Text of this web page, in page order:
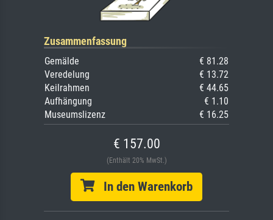
Zusammenfassung
Gemälde
€ 81.28
Veredelung
€ 13.72
Keilrahmen
€ 44.65
Aufhängung
€ 1.10
Museumslizenz
€ 16.25
€ 157.00
(Enthält 20% MwSt.)
In den Warenkorb